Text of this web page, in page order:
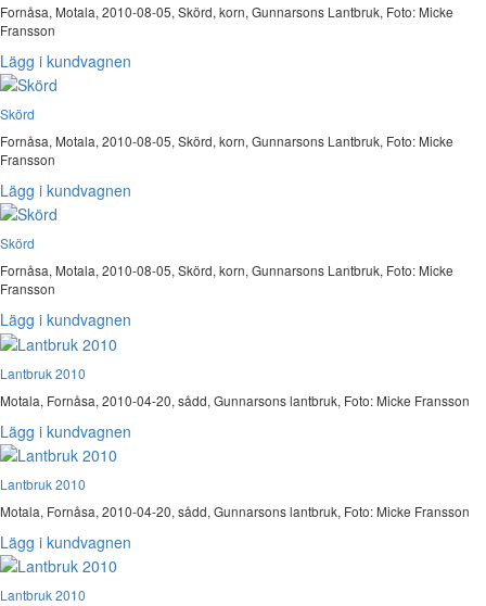
Fornåsa, Motala, 2010-08-05, Skörd, korn, Gunnarsons Lantbruk, Foto: Micke
Fransson
Lägg i kundvagnen
Skörd
Fornåsa, Motala, 2010-08-05, Skörd, korn, Gunnarsons Lantbruk, Foto: Micke
Fransson
Lägg i kundvagnen
Skörd
Fornåsa, Motala, 2010-08-05, Skörd, korn, Gunnarsons Lantbruk, Foto: Micke
Fransson
Lägg i kundvagnen
Lantbruk 2010
Motala, Fornåsa, 2010-04-20, sådd, Gunnarsons lantbruk, Foto: Micke Fransson
Lägg i kundvagnen
Lantbruk 2010
Motala, Fornåsa, 2010-04-20, sådd, Gunnarsons lantbruk, Foto: Micke Fransson
Lägg i kundvagnen
Lantbruk 2010